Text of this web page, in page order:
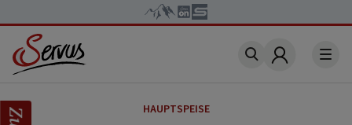
Account
HAUPTSPEISE